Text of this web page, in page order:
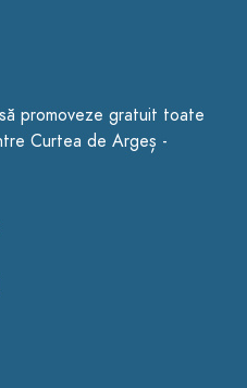
promoveze gratuit toate
Curtea de Argeș -